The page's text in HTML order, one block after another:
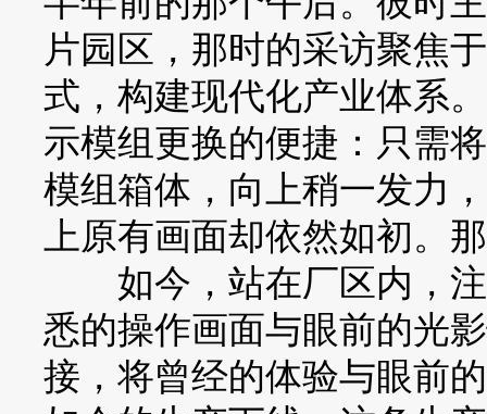
片园区，那时的采访聚焦
式，构建现代化产业体系
示模组更换的便捷：只需
模组箱体，向上稍一发力
上原有画面却依然如初。
如今，站在厂区内，注
悉的操作画面与眼前的光
接，将曾经的体验与眼前